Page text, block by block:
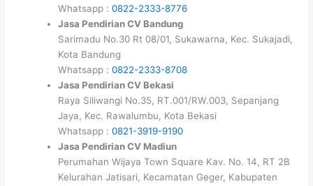
Whatsapp : 0822-2333-8776
Jasa Pendirian CV Bandung
Sarimadu No.30 Rt 08/01, Sukawarna, Kec. Sukajadi,
Kota Bandung
Whatsapp : 0822-2333-8708
Jasa Pendirian CV Bekasi
Raya Siliwangi No.35, RT.001/RW.003, Sepanjang
Jaya, Kec. Rawalumbu, Kota Bekasi
Whatsapp : 0821-3919-9190
Jasa Pendirian CV Madiun
Perumahan Wijaya Town Square Kav. No. 14, RT 2B
Kelurahan Jatisari, Kecamatan Geger, Kabupaten